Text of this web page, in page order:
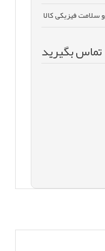
سلامت فیزیکی کالا
تماس بگیرید